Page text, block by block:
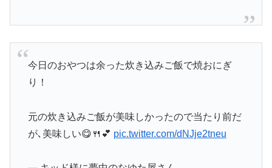
今日のおやつは余った炊き込みご飯で焼おにぎ
り！
元の炊き込みご飯が美味しかったので当たり前だ
が､美味しい😋🍴💕 pic.twitter.com/dNJje2tneu